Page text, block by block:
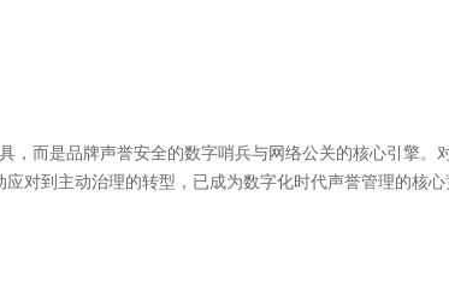
，而是品牌声誉安全的数字哨兵与网络公关的核心引擎。
对到主动治理的转型，已成为数字化时代声誉管理的核